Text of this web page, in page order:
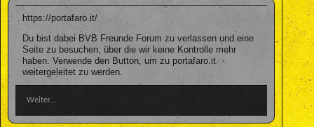
https://portafaro.it/
Du bist dabei BVB Freunde Forum zu verlassen und eine
Seite zu besuchen, über die wir keine Kontrolle mehr
haben. Verwende den Button, um zu portafaro.it
weitergeleitet zu werden.
Weiter...